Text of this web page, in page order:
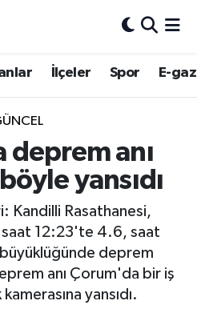
İlçeler Spor E-
anı
yansıdı
Kandilli Rasathanesi,
12:23'te 4.6, saat
deprem
anı Çorum'da bir iş
yansıdı.
ve Fikstür